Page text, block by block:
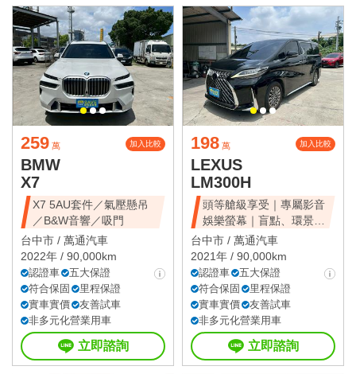
259 萬 加入比較
BMW
X7
X7 5AU套件／氣壓懸吊
／B&W音響／吸門
台中市 / 萬通汽車
2022年 / 90,000km
認證車
五大保證
符合保固
里程保證
實車實價
友善試車
非多元化營業用車
立即諮詢
198 萬 加入比較
LEXUS
LM300H
頭等艙級享受｜專屬影音
娛樂螢幕｜盲點、環景、
雙電滑門、雙天窗
台中市 / 萬通汽車
2021年 / 90,000km
認證車
五大保證
符合保固
里程保證
實車實價
友善試車
非多元化營業用車
立即諮詢